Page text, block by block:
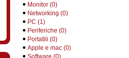
Monitor (0)
Networking (0)
PC (1)
Periferiche (0)
Portatili (0)
Apple e mac (0)
Software (0)